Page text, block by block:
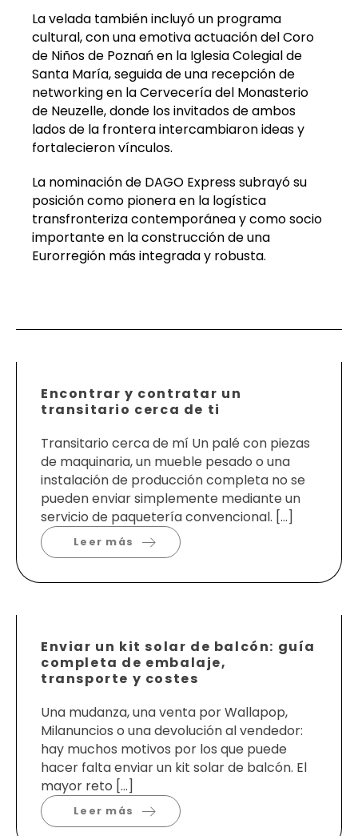
La velada también incluyó un programa
cultural, con una emotiva actuación del Coro
de Niños de Poznań en la Iglesia Colegial de
Santa María, seguida de una recepción de
networking en la Cervecería del Monasterio
de Neuzelle, donde los invitados de ambos
lados de la frontera intercambiaron ideas y
fortalecieron vínculos.
La nominación de DAGO Express subrayó su
posición como pionera en la logística
transfronteriza contemporánea y como socio
importante en la construcción de una
Eurorregión más integrada y robusta.
Encontrar y contratar un
transitario cerca de ti
Transitario cerca de mí Un palé con piezas
de maquinaria, un mueble pesado o una
instalación de producción completa no se
pueden enviar simplemente mediante un
servicio de paquetería convencional. […]
Leer más
Enviar un kit solar de balcón: guía
completa de embalaje,
transporte y costes
Una mudanza, una venta por Wallapop,
Milanuncios o una devolución al vendedor:
hay muchos motivos por los que puede
hacer falta enviar un kit solar de balcón. El
mayor reto […]
Leer más